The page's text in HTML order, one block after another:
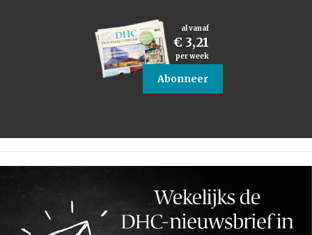
al vanaf
€ 3,21
per week
Abonneer